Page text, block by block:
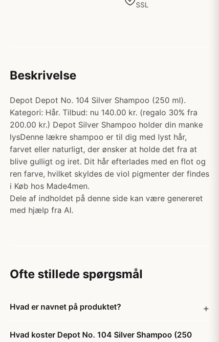
SSL
Beskrivelse
Depot Depot No. 104 Silver Shampoo (250 ml).
Kategori: Hår. Tilbud: nu 140.00 kr. (regalo 30% fra
200.00 kr.) Depot Silver Shampoo holder din manke
lysDenne lækre shampoo er til dig med lyst hår,
farvet eller naturligt, der ønsker at holde det fra at
blive gulligt og iret. Dit hår efterlades med en flot og
ren farve, hvilket skyldes de viol pigmenter der findes
i Køb hos Made4men.
Dele af indholdet på denne side kan være genereret
med hjælp fra AI.
Ofte stillede spørgsmål
Hvad er navnet på produktet?
Hvad koster Depot No. 104 Silver Shampoo (250